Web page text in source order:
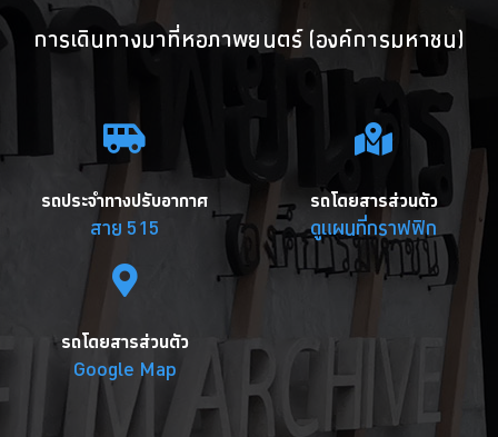
การเดินทางมาที่หอภาพยนตร์ (องค์การมหาชน)
รถประจำทางปรับอากาศ
สาย 515
รถโดยสารส่วนตัว
ดูแผนที่กราฟฟิก
รถโดยสารส่วนตัว
Google Map